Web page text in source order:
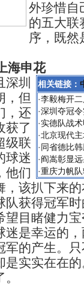
外珍惜自
的五大联
序，既然
海申花
相关链接：
·李毅梅开
·深圳夺冠
·实德队战
·北京现代
·同省德比
·阎嵩彰显
·重庆力帆
圳
，但
，还
获了
级联
球迷
他们
，该扒下来
获得冠军时
望目睹健力
迷是幸运的
军的产生。
是实实在在